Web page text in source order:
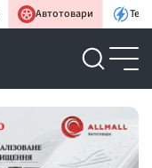
Автотовари